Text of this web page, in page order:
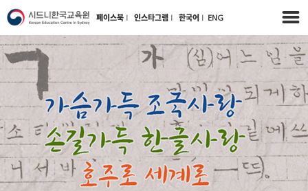
페이스북 l 인스타그램 l 한국어 l ENG